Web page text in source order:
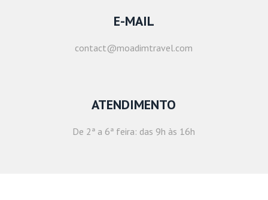
E-MAIL
contact@moadimtravel.com
ATENDIMENTO
De 2ª a 6ª feira: das 9h às 16h